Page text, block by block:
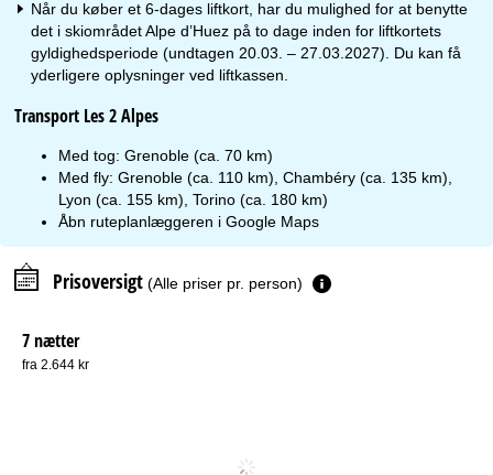
Når du køber et 6-dages liftkort, har du mulighed for at benytte
det i skiområdet Alpe d’Huez på to dage inden for liftkortets
gyldighedsperiode (undtagen 20.03. – 27.03.2027). Du kan få
yderligere oplysninger ved liftkassen.
Transport Les 2 Alpes
Med tog: Grenoble (ca. 70 km)
Med fly: Grenoble (ca. 110 km), Chambéry (ca. 135 km),
Lyon (ca. 155 km), Torino (ca. 180 km)
Åbn ruteplanlæggeren iGoogle Maps
Prisoversigt (Alle priser pr. person)
7 nætter
fra 2.644 kr